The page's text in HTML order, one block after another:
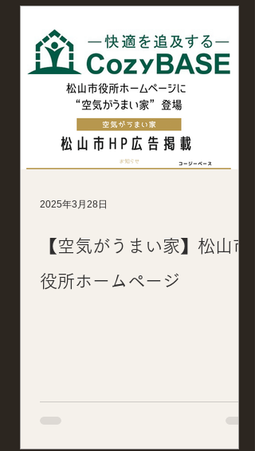
【空気がうまい家】松山市
役所ホームページ
2025年3月28日